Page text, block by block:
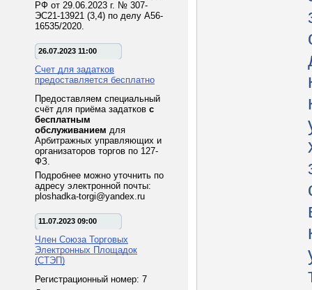
РФ от 29.06.2023 г. № 307-
ЭС21-13921 (3,4) по делу А56-
16535/2020.
26.07.2023 11:00
Счет для задатков
предоставляется бесплатно
Предоставляем специальный
счёт для приёма задатков с
бесплатным
обслуживанием для
Арбитражных управляющих и
организаторов торгов по 127-
ФЗ.
Подробнее можно уточнить по
адресу электронной почты:
ploshadka-torgi@yandex.ru
11.07.2023 09:00
Член Союза Торговых
Электронных Площадок
(СТЭП)
Регистрационный номер: 7